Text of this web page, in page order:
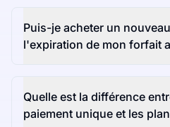
Puis-je acheter un
l'expiration de mon forfait
Quelle est la différence
paiement unique et les